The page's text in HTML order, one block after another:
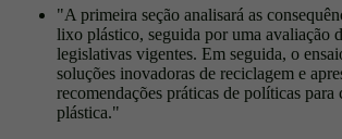
"A primeira seção analisará as
lixo plástico, seguida por uma avaliação
legislativas vigentes. Em seguida, o
soluções inovadoras de reciclagem e
recomendações práticas de políticas
plástica."